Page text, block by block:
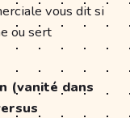
vous dit si
ou sert
(vanité dans